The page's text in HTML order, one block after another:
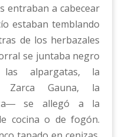
entraban a cabecear
estaban temblando
de los herbazales
se juntaba negro
las alpargatas, la
Zarca Gauna, la
se allegó a la
cocina o de fogón.